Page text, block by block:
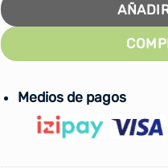
Medios de pagos